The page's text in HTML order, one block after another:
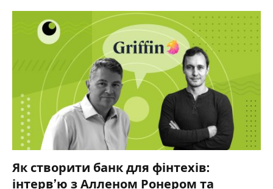
Як створити банк для фінтехів:
інтерв’ю з Алленом Ронером та